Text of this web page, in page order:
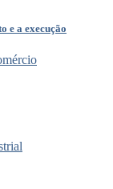
e a execução